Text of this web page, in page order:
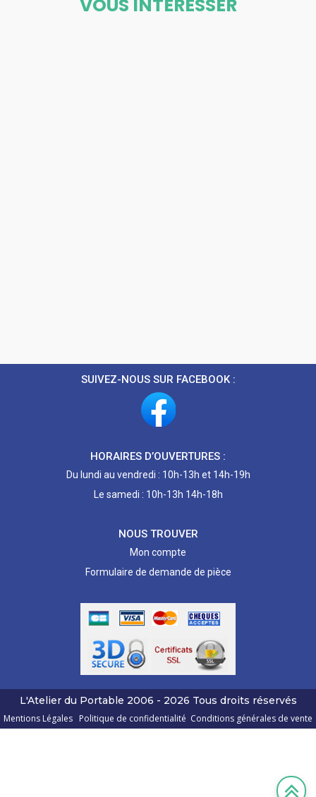
VOUS INTÉRESSER
SUIVEZ-NOUS SUR FACEBOOK :
HORAIRES D’OUVERTURES :
Du lundi au vendredi : 10h-13h et 14h-19h
Le samedi : 10h-13h 14h-18h
NOUS TROUVER
Mon compte
Formulaire de demande de pièce
L'Atelier du Portable 2006 - 2026 Tous droits réservés
Mentions Légales Politique de confidentialité Conditions générales de vente